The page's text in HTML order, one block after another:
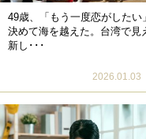
49歳、「もう一度恋がしたい
決めて海を越えた。台湾で見
新し･･･
2026.01.03